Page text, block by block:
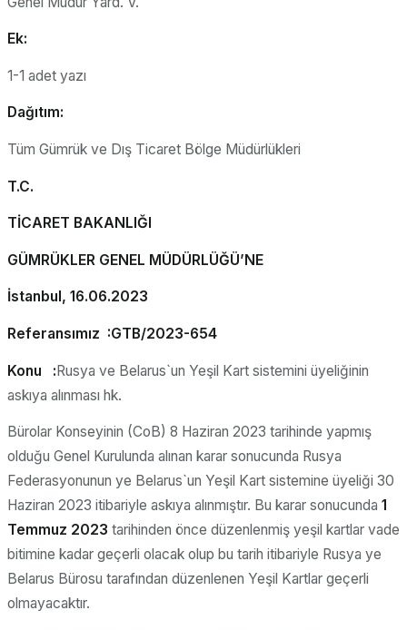
Ek:
1-1 adet yazı
Dağıtım:
Tüm Gümrük ve Dış Ticaret Bölge Müdürlükleri
T.C.
TİCARET BAKANLIĞI
GÜMRÜKLER GENEL MÜDÜRLÜĞÜ’NE
İstanbul, 16.06.2023
Referansımız :GTB/2023-654
Konu :Rusya ve Belarus`un Yeşil Kart sistemini üyeliğinin
askıya alınması hk.
Bürolar Konseyinin (CoB) 8 Haziran 2023 tarihinde yapmış
olduğu Genel Kurulunda alınan karar sonucunda Rusya
Federasyonunun ye Belarus`un Yeşil Kart sistemine üyeliği 30
Haziran 2023 itibariyle askıya alınmıştır. Bu karar sonucunda 1
Temmuz 2023 tarihinden önce düzenlenmiş yeşil kartlar vade
bitimine kadar geçerli olacak olup bu tarih itibariyle Rusya ye
Belarus Bürosu tarafından düzenlenen Yeşil Kartlar geçerli
olmayacaktır.